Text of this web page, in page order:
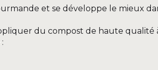
et se développe le mieux
du compost de haute qualité